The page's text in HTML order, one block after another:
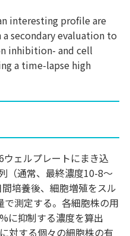
interesting profile are
secondary evaluation to
inhibition- and cell
a time-lapse high
ェルプレートにまき込
（通常、最終濃度10-8～
培養後、細胞増殖をスル
測定する。各細胞株の用
に抑制する濃度を算出
対する個々の細胞株の有